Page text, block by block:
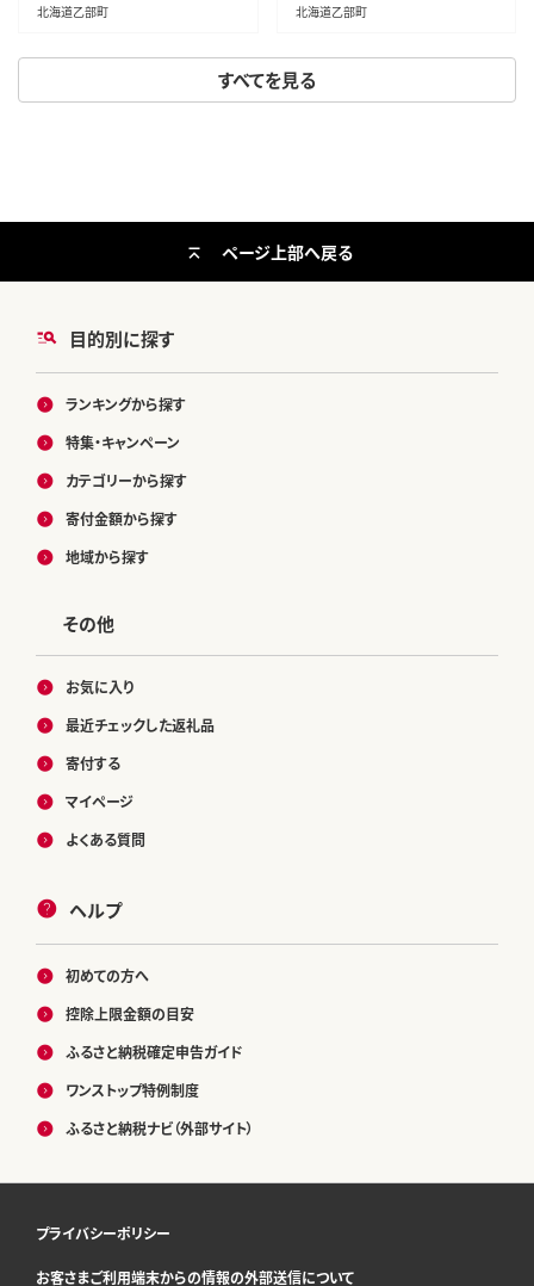
すべてを見る
シリカ 炭酸水 北海道 乙部町 ミ
然シリカ水 スパークリング 軟水
美容 ケイ素 無添加 美のミネラ
北海道乙部町
北海道産 北海道 乙部町 天然水
ヴォータ 美肌 ミネラル 口当たり
まろやか 贈答 プレゼント パーテ
北海道乙部町
目的別に探す
ランキングから探す
特集・キャンペーン
カテゴリーから探す
寄付金額から探す
地域から探す
その他
お気に入り
最近チェックした返礼品
寄付する
マイページ
よくある質問
ヘルプ
初めての方へ
控除上限金額の目安
ふるさと納税確定申告ガイド
ワンストップ特例制度
ふるさと納税ナビ（外部サイト）
ページ上部へ戻る
プライバシーポリシー
お客さまご利用端末からの情報の外部送信について